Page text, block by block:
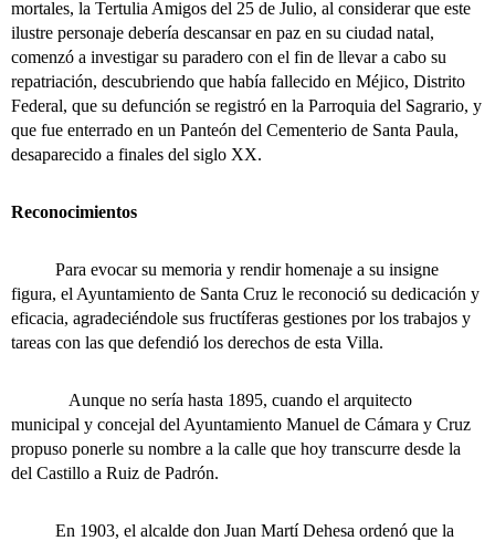
mortales, la Tertulia Amigos del 25 de Julio, al considerar que este
ilustre personaje debería descansar en paz en su ciudad natal,
comenzó a investigar su paradero con el fin de llevar a cabo su
repatriación, descubriendo que había fallecido en Méjico, Distrito
Federal, que su defunción se registró en la Parroquia del Sagrario, y
que fue enterrado en un Panteón del Cementerio de Santa Paula,
desaparecido a finales del siglo XX.
Reconocimientos
Para evocar su memoria y rendir homenaje a su insigne
figura, el Ayuntamiento de Santa Cruz le reconoció su dedicación y
eficacia, agradeciéndole sus fructíferas gestiones por los trabajos y
tareas con las que defendió los derechos de esta Villa.
Aunque no sería hasta 1895, cuando el arquitecto
municipal y concejal del Ayuntamiento Manuel de Cámara y Cruz
propuso ponerle su nombre a la calle que hoy transcurre desde la
del Castillo a Ruiz de Padrón.
En 1903, el alcalde don Juan Martí Dehesa ordenó que la